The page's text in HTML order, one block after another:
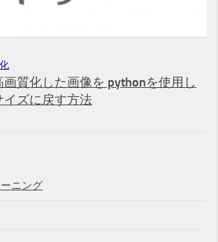
画質化した画像を pythonを使用し
ズに戻す方法
ニング